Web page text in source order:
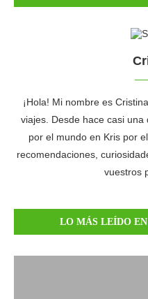
¡Hola! Mi nombre es
viajes. Desde hace casi
por el mundo en Kris por
recomendaciones,
vuestros
LO MÁS LEÍDO